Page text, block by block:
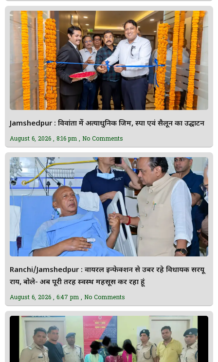
Jamshedpur : विवांता में अत्याधुनिक जिम, स्पा एवं सैलून का उद्घाटन
August 6, 2026 8:16 pm No Comments
Ranchi/Jamshedpur : वायरल इन्फेक्शन से उबर रहे विधायक सरयू
राय, बोले- अब पूरी तरह स्वस्थ महसूस कर रहा हूं
August 6, 2026 6:47 pm No Comments